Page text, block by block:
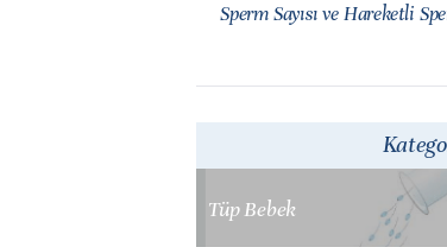
Sperm Sayısı ve Hareketli
Tüp Bebek